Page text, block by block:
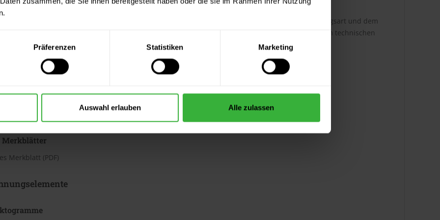
Präferenzen Statistiken Marketing
Auswahl erlauben Alle zulassen
beträgt laut Hersteller ca. 3,13 bis 4,37 m²/Liter. Der Verbrauch ist dabei abhängig von der Auftragsart und dem
diesen Verbrauchszahlen handelt es sich um Richtwerte. Weitere Infos entnehmen Sie bitte dem technischen
& Dokumente
Merkblätter
Merkblatt (PDF)